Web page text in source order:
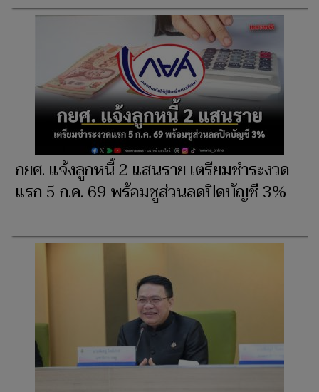
กยศ. แจ้งลูกหนี้ 2 แสนราย เตรียมชำระงวด
แรก 5 ก.ค. 69 พร้อมชูส่วนลดปิดบัญชี 3%